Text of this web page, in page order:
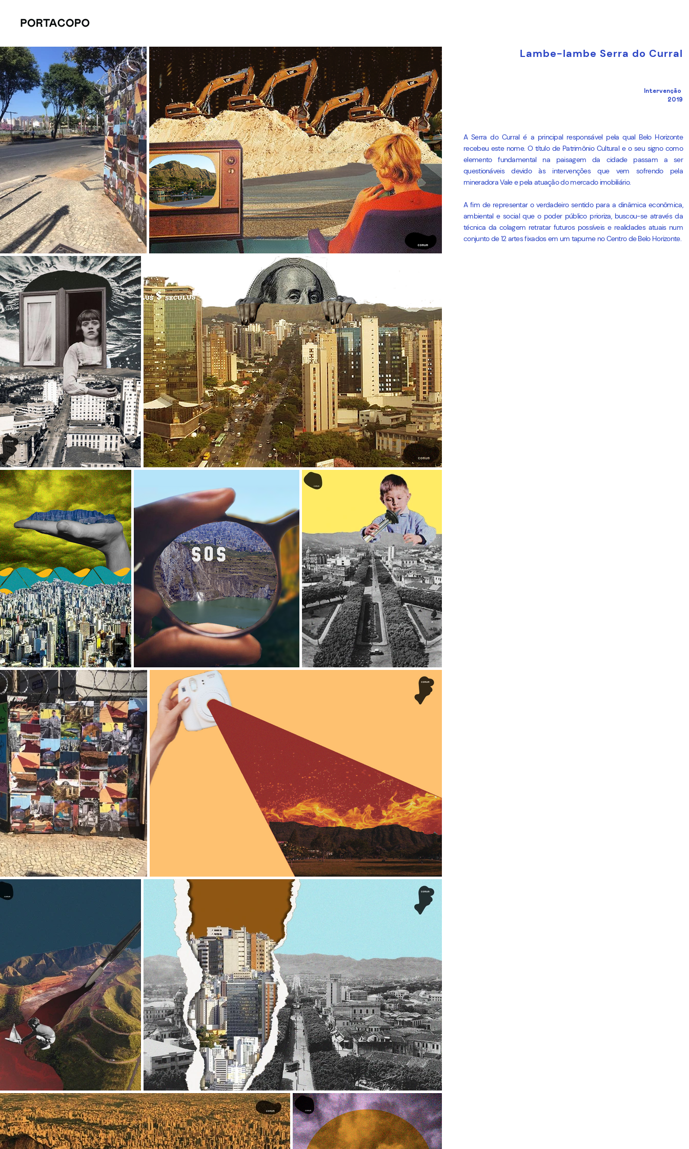
Lambe-lambe Serra do Curral
Intervenção
2019
A Serra do Curral é a principal responsável pela qual Belo Horizonte
recebeu este nome. O título de Patrimônio Cultural e o seu signo como
elemento fundamental na paisagem da cidade passam a ser
questionáveis devido às intervenções que vem sofrendo pela
mineradora Vale e pela atuação do mercado imobiliário.
A fim de representar o verdadeiro sentido para a dinâmica econômica,
ambiental e social que o poder público prioriza, buscou-se através da
técnica da colagem retratar futuros possíveis e realidades atuais num
conjunto de 12 artes fixados em um tapume no Centro de Belo Horizonte.